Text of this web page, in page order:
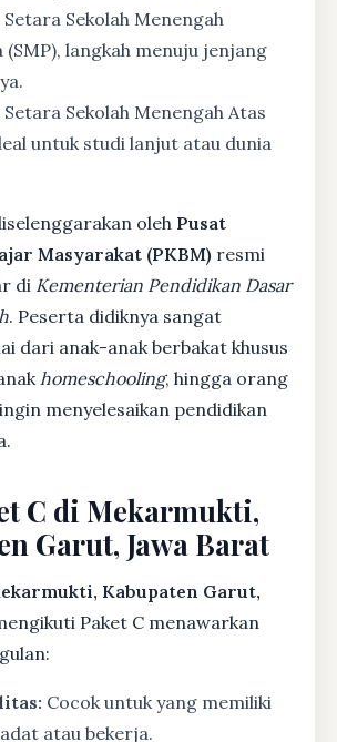
Setara Sekolah Menengah
(SMP), langkah menuju jenjang
Setara Sekolah Menengah Atas
untuk studi lanjut atau dunia
oleh Pusat
Masyarakat (PKBM) resmi
di Kementerian Pendidikan Dasar
. Peserta didiknya sangat
dari anak-anak berbakat khusus
homeschooling, hingga orang
menyelesaikan pendidikan
C di Mekarmukti,
Garut, Jawa Barat
Kabupaten Garut,
Paket C menawarkan
Cocok untuk yang memiliki
atau bekerja.